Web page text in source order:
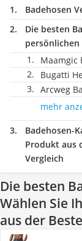
Badehosen
Die besten
persönlichen
Maamgic
Bugatti
Arcweg
mehr
Badehosen-
Produkt aus
Vergleich
Die besten
Wählen Sie
aus der